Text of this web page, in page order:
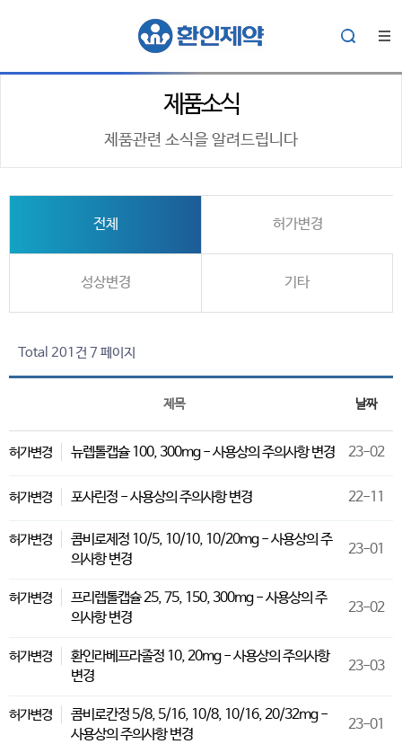
제품소식
제품관련 소식을 알려드립니다
전체 허가변경
성상변경 기타
Total 201건 7 페이지
제목 날짜
허가변경 뉴렙톨캡슐 100, 300mg - 사용상의 주의사항 변경 23-02
허가변경 포사린정 - 사용상의 주의사항 변경 22-11
허가변경
콤비로제정 10/5, 10/10, 10/20mg - 사용상의 주
의사항 변경
23-01
허가변경
프리렙톨캡슐 25, 75, 150, 300mg - 사용상의 주
의사항 변경
23-02
허가변경
환인라베프라졸정 10, 20mg - 사용상의 주의사항
변경
23-03
허가변경
콤비로칸정 5/8, 5/16, 10/8, 10/16, 20/32mg -
사용상의 주의사항 변경
23-01